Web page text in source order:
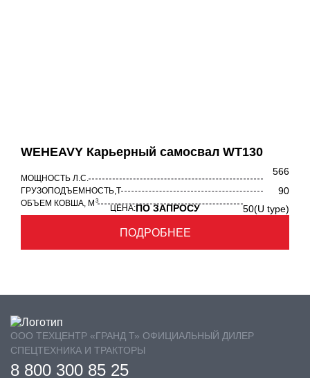
WEHEAVY Карьерный самосвал WT130
МОЩНОСТЬ Л.С.
566
ГРУЗОПОДЪЕМНОСТЬ,Т 90
ОБЪЕМ КОВША, М 3
50(U type)
ЦЕНА:ПО ЗАПРОСУ
ПОДРОБНЕЕ
ООО ТЕХЦЕНТР «ГРАНД Т» ОФИЦИАЛЬНЫЙ ДИЛЕР
СПЕЦТЕХНИКА И ТРАКТОРЫ
8 800 300 85 25